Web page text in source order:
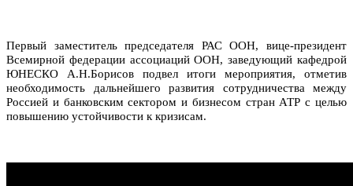
Первый заместитель председателя РАС ООН, вице-президент
Всемирной федерации ассоциаций ООН, заведующий кафедрой
ЮНЕСКО А.Н.Борисов подвел итоги мероприятия, отметив
необходимость дальнейшего развития сотрудничества между
Россией и банковским сектором и бизнесом стран АТР с целью
повышению устойчивости к кризисам.